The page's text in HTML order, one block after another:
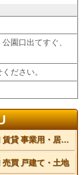
園口出てすぐ、
ださい。
賃貸 事業用・居住用
売買 戸建て・土地